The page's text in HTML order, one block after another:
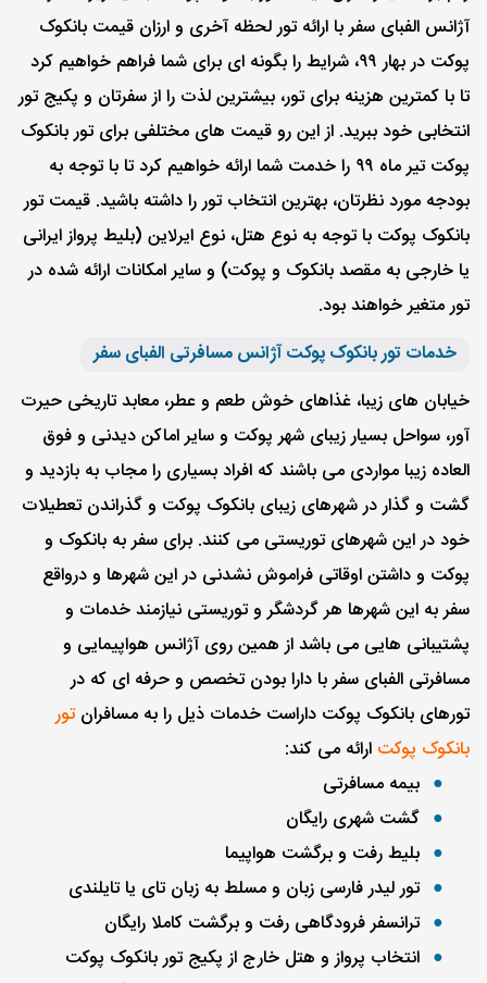
آژانس الفبای سفر با ارائه تور لحظه آخری و ارزان قیمت بانکوک
پوکت در بهار ۹۹، شرایط را بگونه ای برای شما فراهم خواهیم کرد
تا با کمترین هزینه برای تور، بیشترین لذت را از سفرتان و پکیج تور
انتخابی خود ببرید. از این رو قیمت های مختلفی برای تور بانکوک
پوکت تیر ماه ۹۹ را خدمت شما ارائه خواهیم کرد تا با توجه به
بودجه مورد نظرتان، بهترین انتخاب تور را داشته باشید. قیمت تور
بانکوک پوکت با توجه به نوع هتل، نوع ایرلاین (بلیط پرواز ایرانی
یا خارجی به مقصد بانکوک و پوکت) و سایر امکانات ارائه شده در
تور متغیر خواهند بود.
خدمات تور بانکوک پوکت آژانس مسافرتی الفبای سفر
خیابان های زیبا، غذاهای خوش طعم و عطر، معابد تاریخی حیرت
آور، سواحل بسیار زیبای شهر پوکت و سایر اماکن دیدنی و فوق
العاده زیبا مواردی می باشند که افراد بسیاری را مجاب به بازدید و
گشت و گذار در شهرهای زیبای بانکوک پوکت و گذراندن تعطیلات
خود در این شهرهای توریستی می کنند. برای سفر به بانکوک و
پوکت و داشتن اوقاتی فراموش نشدنی در این شهرها و درواقع
سفر به این شهرها هر گردشگر و توریستی نیازمند خدمات و
پشتیبانی هایی می باشد از همین روی آژانس هواپیمایی و
مسافرتی الفبای سفر با دارا بودن تخصص و حرفه ای که در
تورهای بانکوک پوکت داراست خدمات ذیل را به مسافرانتور
بانکوک پوکت ارائه می کند:
بیمه مسافرتی
گشت شهری رایگان
بلیط رفت و برگشت هواپیما
تور لیدر فارسی زبان و مسلط به زبان تای یا تایلندی
ترانسفر فرودگاهی رفت و برگشت کاملا رایگان
انتخاب پرواز و هتل خارج از پکیج تور بانکوک پوکت